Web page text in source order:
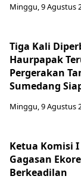
Minggu, 9 Agustus
Tiga Kali
Haurpapak
Pergerakan
Sumedang
Minggu, 9 Agustus
Ketua Komisi I
Gagasan
Berkeadilan